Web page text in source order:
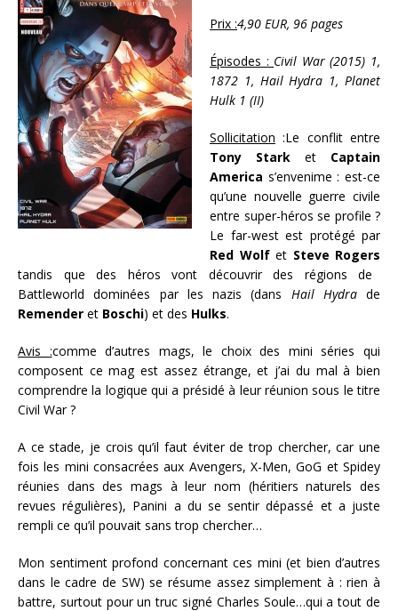
Prix :4,90 EUR, 96 pages
Épisodes : Civil War (2015) 1,
1872 1, Hail Hydra 1, Planet
Hulk 1 (II)
Sollicitation :Le conflit entre
Tony Stark et Captain
America s’envenime : est-ce
qu’une nouvelle guerre civile
entre super-héros se profile ?
Le far-west est protégé par
Red Wolf et Steve Rogers
tandis que des héros vont découvrir des régions de
Battleworld dominées par les nazis (dans Hail Hydra de
Remender et Boschi) et des Hulks.
Avis :comme d’autres mags, le choix des mini séries qui
composent ce mag est assez étrange, et j’ai du mal à bien
comprendre la logique qui a présidé à leur réunion sous le titre
Civil War ?
A ce stade, je crois qu’il faut éviter de trop chercher, car une
fois les mini consacrées aux Avengers, X-Men, GoG et Spidey
réunies dans des mags à leur nom (héritiers naturels des
revues régulières), Panini a du se sentir dépassé et a juste
rempli ce qu’il pouvait sans trop chercher…
Mon sentiment profond concernant ces mini (et bien d’autres
dans le cadre de SW) se résume assez simplement à : rien à
battre, surtout pour un truc signé Charles Soule…qui a tout de